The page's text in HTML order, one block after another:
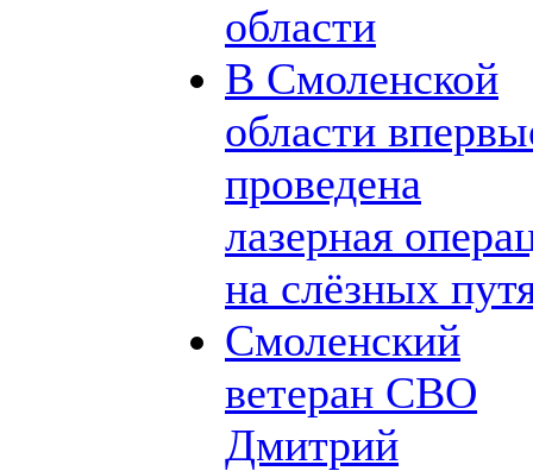
области
В Смоленской
области
проведена
лазерная
на слёзных
Смоленский
ветеран СВО
Дмитрий